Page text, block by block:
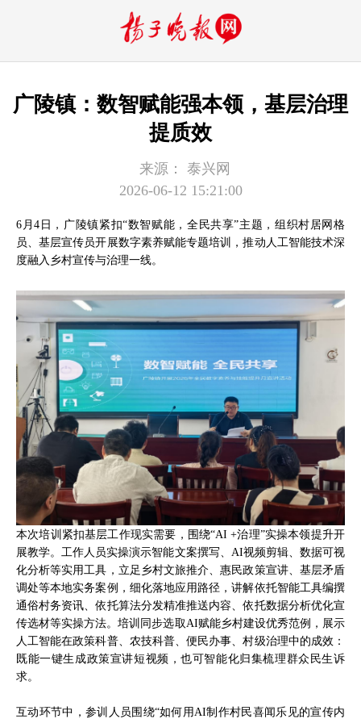
广陵镇：数智赋能强本领，基层治理
提质效
来源：
泰兴网
2026-06-12 15:21:00
6月4日，广陵镇紧扣“数智赋能，全民共享”主题，组织村居网格
员、基层宣传员开展数字素养赋能专题培训，推动人工智能技术深
度融入乡村宣传与治理一线。
本次培训紧扣基层工作现实需要，围绕“AI +治理”实操本领提升开
展教学。工作人员实操演示智能文案撰写、AI视频剪辑、数据可视
化分析等实用工具，立足乡村文旅推介、惠民政策宣讲、基层矛盾
调处等本地实务案例，细化落地应用路径，讲解依托智能工具编撰
通俗村务资讯、依托算法分发精准推送内容、依托数据分析优化宣
传选材等实操方法。培训同步选取AI赋能乡村建设优秀范例，展示
人工智能在政策科普、农技科普、便民办事、村级治理中的成效：
既能一键生成政策宣讲短视频，也可智能化归集梳理群众民生诉
求。
互动环节中，参训人员围绕“如何用AI制作村民喜闻乐见的宣传内